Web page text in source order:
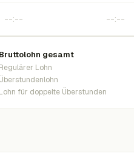
Bruttolohn gesamt
Regulärer Lohn
Überstundenlohn
Lohn für doppelte Überstunden